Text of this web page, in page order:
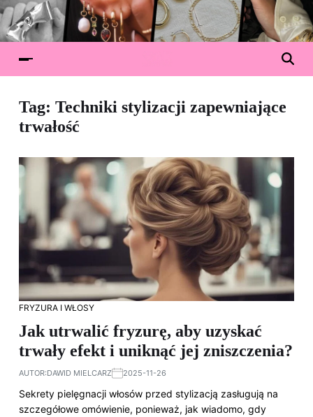
Tag: Techniki stylizacji zapewniające
trwałość
FRYZURA I WŁOSY
Jak utrwalić fryzurę, aby uzyskać
trwały efekt i uniknąć jej zniszczenia?
AUTOR:DAWID MIELCARZ 2025-11-26
Sekrety pielęgnacji włosów przed stylizacją zasługują na
szczegółowe omówienie, ponieważ, jak wiadomo, gdy